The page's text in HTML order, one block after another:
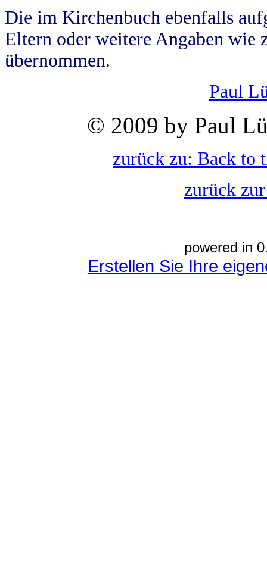
Die im Kirchenbuch ebenfalls
Eltern oder weitere Angaben wie
übernommen.
Paul
© 2009 by Paul
zurück zu: Back to
zurück
powered in
Erstellen Sie Ihre